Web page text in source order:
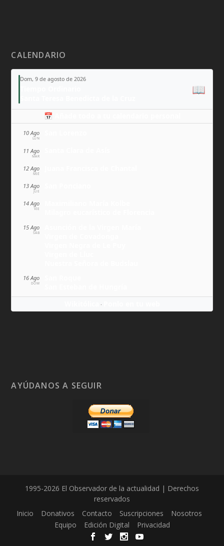
CALENDARIO
Dom, 9 de agosto de 2026
📖
📅 Añade todo a tu calendario personal
10 Ago
LUN
11 Ago
MAR
12 Ago
MIÉ
13 Ago
JUE
14 Ago
VIE
15 Ago
SÁB
16 Ago
DOM
·
AYÚDANOS A SEGUIR
1995-2026 El Observador de la actualidad | Derechos
reservados
Inicio
Donativos Contacto Suscripciones
Nosotros
Equipo
Edición Digital Privacidad